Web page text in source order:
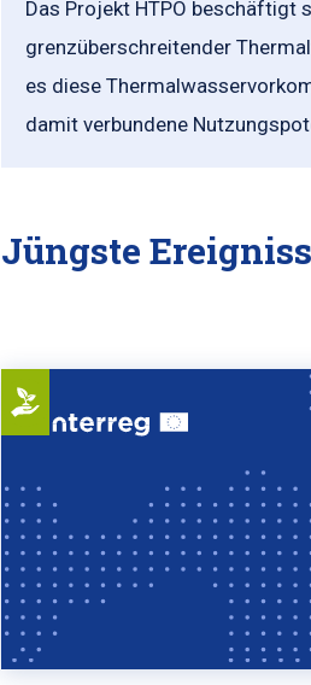
Das Projekt HTPO beschäftigt
grenzüberschreitender
es diese
damit verbundene
Jüngste